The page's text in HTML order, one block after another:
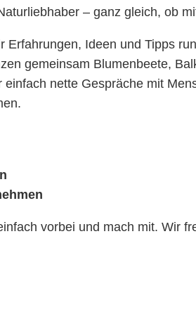
– ganz gleich, ob
Erfahrungen, Ideen und Tipps
gemeinsam Blumenbeete,
nette Gespräche mit
vorbei und mach mit. Wir